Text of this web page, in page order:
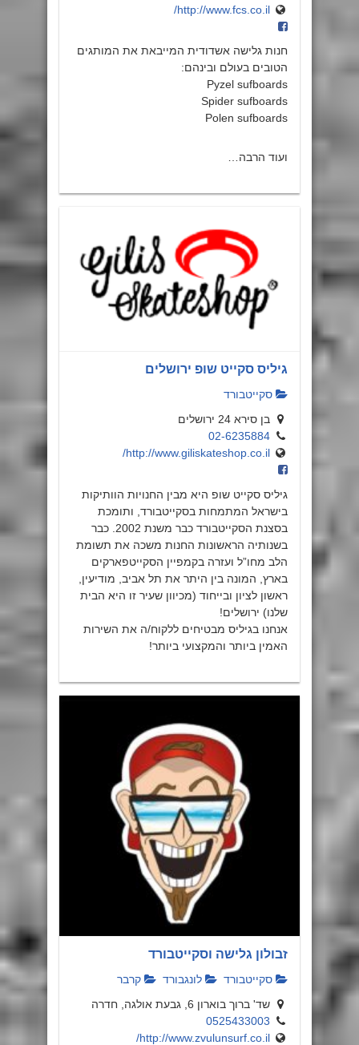
http://www.fcs.co.il/
חנות גלישה אשדודית המייבאת את המותגים
הטובים בעולם ובינהם:
Pyzel sufboards
Spider sufboards
Polen sufboards
ועוד הרבה…
גיליס סקייט שופ ירושלים
סקייטבורד
בן סירא 24 ירושלים
02-6235884
http://www.giliskateshop.co.il/
גיליס סקייט שופ היא מבין החנויות הוותיקות
בישראל המתמחות בסקייטבורד, ותומכת
בסצנת הסקייטבורד כבר משנת 2002. כבר
בשנותיה הראשונות החנות משכה את תשומת
הלב מחו”ל ועזרה בקמפיין הסקייטפארקים
בארץ, המונה בין היתר את תל אביב, מודיעין,
ראשון לציון ובייחוד (מכיוון שעיר זו היא הבית
שלנו) ירושלים!
אנחנו בגיליס מבטיחים ללקוח/ה את השירות
האמין ביותר והמקצועי ביותר!
זבולון גלישה וסקייטבורד
סקייטבורד לונגבורד
קרבר
שד' ברוך בוארון 6, גבעת אולגה, חדרה
0525433003
http://www.zvulunsurf.co.il/